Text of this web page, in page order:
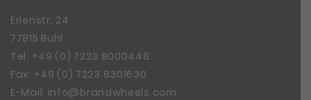
Erlenstr. 24
77815 Bühl
Tel: +49 (0) 7223 8000448
Fax: +49 (0) 7223 8301630
E-Mail: info@brandwheels.com